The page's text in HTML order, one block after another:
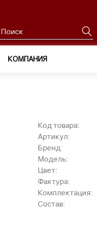
КОМПАНИЯ
Код товара:
Артикул:
Бренд:
Модель:
Цвет:
Фактура:
Комплектация:
Состав: